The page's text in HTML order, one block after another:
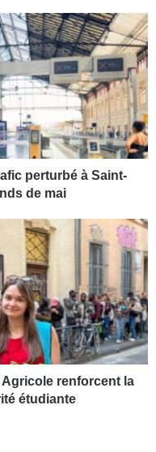
perturbé à Saint-
de mai
Agricole renforcent la
étudiante